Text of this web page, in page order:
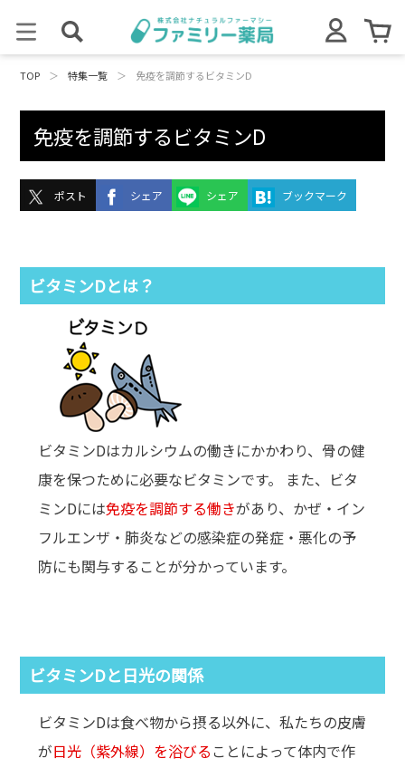
TOP ＞ 特集一覧 ＞ 免疫を調節するビタミンD
免疫を調節するビタミンD
ポスト シェア シェア ブックマーク
ビタミンDとは？
ビタミンDはカルシウムの働きにかかわり、骨の健
康を保つために必要なビタミンです。 また、ビタ
ミンDには免疫を調節する働きがあり、かぜ・イン
フルエンザ・肺炎などの感染症の発症・悪化の予
防にも関与することが分かっています。
ビタミンDと日光の関係
ビタミンDは食べ物から摂る以外に、私たちの皮膚
が日光（紫外線）を浴びる ことによって体内で作